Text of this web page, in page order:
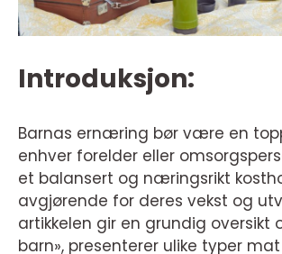
Introduksjon:
Barnas ernæring bør være en
enhver forelder eller
et balansert og næringsrikt
avgjørende for deres vekst og
artikkelen gir en grundig oversikt
barn», presenterer ulike typer